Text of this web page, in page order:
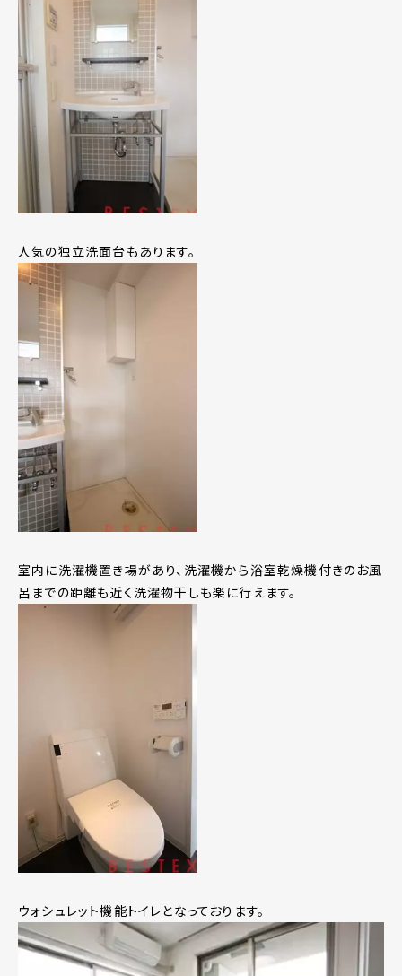
人気の独立洗面台もあります。
室内に洗濯機置き場があり、洗濯機から浴室乾燥機付きのお風
呂までの距離も近く洗濯物干しも楽に行えます。
ウォシュレット機能トイレとなっております。